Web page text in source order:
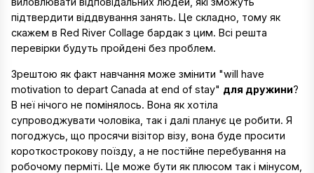
підтвердити віддвування занять. Це складно, тому як
скажем в Red River Collage бардак з цим. Всі решта
перевірки будуть пройдені без проблем.
Зрештою як факт навчання може змінити "will have
motivation to depart Canada at end of stay" для дружини?
В неї нічого не помінялось. Вона як хотіла
супроводжувати чоловіка, так і далі планує це робити. Я
погоджусь, що просячи візітор візу, вона буде просити
короткострокову поїзду, а не постійне перебування на
робочому перміті. Це може бути як плюсом так і мінусом,